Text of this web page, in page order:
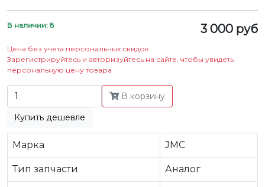
В наличии: 8 3 000 руб
Цена без учета персональных скидок
Зарегистрируйтесь и авторизуйтесь на сайте, чтобы увидеть
персональную цену товара
В корзину
Купить дешевле
Марка JMC
Тип запчасти Аналог